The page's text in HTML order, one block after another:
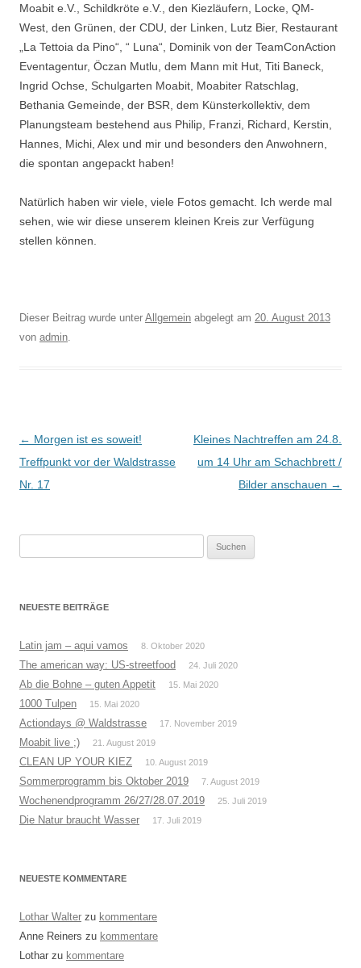
Moabit e.V., Schildkröte e.V., den Kiezläufern, Locke, QM-
West, den Grünen, der CDU, der Linken, Lutz Bier, Restaurant
„La Tettoia da Pino“, “ Luna“, Dominik von der TeamConAction
Eventagentur, Öczan Mutlu, dem Mann mit Hut, Titi Baneck,
Ingrid Ochse, Schulgarten Moabit, Moabiter Ratschlag,
Bethania Gemeinde, der BSR, dem Künsterkollektiv, dem
Planungsteam bestehend aus Philip, Franzi, Richard, Kerstin,
Hannes, Michi, Alex und mir und besonders den Anwohnern,
die spontan angepackt haben!
Natürlich haben wir viele, viele Fotos gemacht. Ich werde mal
sehen, wie wir diese unserem kleinen Kreis zur Verfügung
stellen können.
Dieser Beitrag wurde unter Allgemein abgelegt am 20. August 2013
von admin.
Beitrags-
Navigation
← Morgen ist es soweit!
Treffpunkt vor der Waldstrasse
Nr. 17
Kleines Nachtreffen am 24.8.
um 14 Uhr am Schachbrett /
Bilder anschauen →
NEUESTE BEITRÄGE
Latin jam – aqui vamos 8. Oktober 2020
The american way: US-streetfood 24. Juli 2020
Ab die Bohne – guten Appetit 15. Mai 2020
1000 Tulpen 15. Mai 2020
Actiondays @ Waldstrasse 17. November 2019
Moabit live ;) 21. August 2019
CLEAN UP YOUR KIEZ 10. August 2019
Sommerprogramm bis Oktober 2019 7. August 2019
Wochenendprogramm 26/27/28.07.2019 25. Juli 2019
Die Natur braucht Wasser 17. Juli 2019
NEUESTE KOMMENTARE
Lothar Walter zu kommentare
Anne Reiners zu kommentare
Lothar zu kommentare